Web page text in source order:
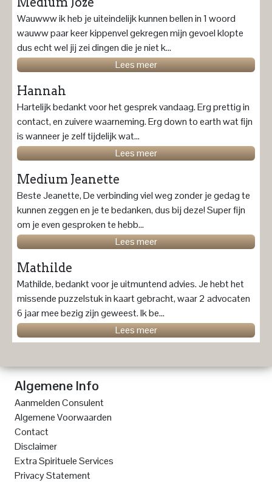
Wauwww ik heb je uiteindelijk kunnen bellen in 1 woord
wauww paar keer kippenvel gekregen mijn gevoel klopte
dus echt wel jij zei dingen die je niet k...
Lees meer
Hannah
Hartelijk bedankt voor het gesprek vandaag. Erg prettig in
contact, en zuivere waarneming. Erg down to earth wat fijn
is wanneer je zelf tijdelijk wat...
Lees meer
Medium Jeanette
Beste Jeanette, De verbinding viel weg zonder je gedag te
kunnen zeggen en je te bedanken, dus bij deze! Super fijn
om je even gesproken te hebb...
Lees meer
Mathilde
Mathilde, bedankt voor je uitmuntend advies. Je hebt het
missende puzzelstuk in kaart gebracht, waar 2 advocaten
6 jaar mee bezig zijn geweest. Ik be...
Lees meer
Algemene Info
Aanmelden Consulent
Algemene Voorwaarden
Contact
Disclaimer
Extra Spirituele Services
Privacy Statement